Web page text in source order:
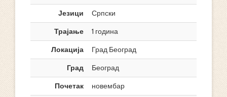
Језици
Српски
Трајање
1 година
Локација
Град Београд
Град
Београд
Почетак
новембар